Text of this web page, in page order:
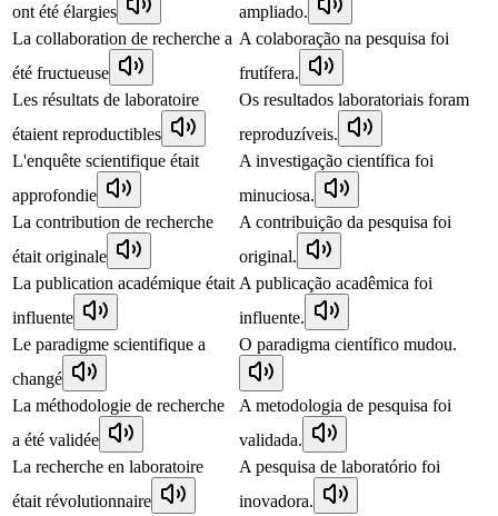
ont été élargies
ampliado.
La collaboration de recherche a
été fructueuse
A colaboração na pesquisa foi
frutífera.
Les résultats de laboratoire
étaient reproductibles
Os resultados laboratoriais foram
reproduzíveis.
L'enquête scientifique était
approfondie
A investigação científica foi
minuciosa.
La contribution de recherche
était originale
A contribuição da pesquisa foi
original.
La publication académique était
influente
A publicação acadêmica foi
influente.
Le paradigme scientifique a
changé
O paradigma científico mudou.
La méthodologie de recherche
a été validée
A metodologia de pesquisa foi
validada.
La recherche en laboratoire
était révolutionnaire
A pesquisa de laboratório foi
inovadora.